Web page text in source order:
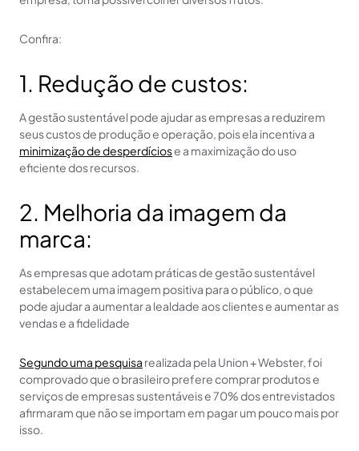
Confira:
1. Redução de custos:
A gestão sustentável pode ajudar as empresas a reduzirem
seus custos de produção e operação, pois ela incentiva a
minimização de desperdíciose a maximização do uso
eficiente dos recursos.
2. Melhoria da imagem da
marca:
As empresas que adotam práticas de gestão sustentável
estabelecem uma imagem positiva para o público, o que
pode ajudar a aumentar a lealdade aos clientes e aumentar as
vendas e a fidelidade
Segundo uma pesquisa realizada pela Union + Webster, foi
comprovado que o brasileiro prefere comprar produtos e
serviços de empresas sustentáveis e 70% dos entrevistados
afirmaram que não se importam em pagar um pouco mais por
isso.